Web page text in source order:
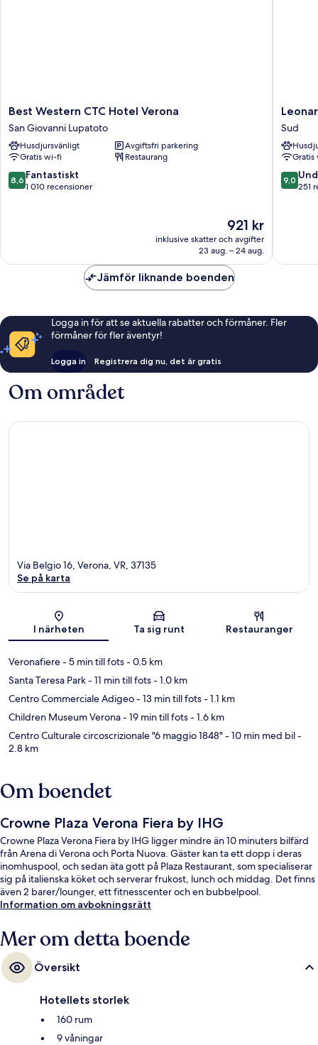
Best
Western
CTC
Hotel
Verona
San
Giovanni
Best Western CTC Hotel Verona
San Giovanni Lupatoto
Husdjursvänligt
Avgiftsfri parkering
Gratis wi-fi
Restaurang
8.6
av
8,6 Fantastiskt
1 010 recensioner
Priset
är
921 kr
921 kr
inklusive skatter och avgifter
23 aug. – 24 aug.
Hotel
Verona
Sud
Sud
9.0
av
9,0
251
Jämför liknande boenden
Logga in för att se aktuella rabatter och förmåner. Fler
förmåner för fler äventyr!
Logga in Registrera dig nu, det är gratis
Om området
Karta
Via Belgio 16, Verona, VR, 37135
Se på karta
I närheten Ta sig runt Restauranger
Veronafiere- 5 min till fots- 0.5 km
Santa Teresa Park- 11 min till fots- 1.0 km
Centro Commerciale Adigeo- 13 min till fots- 1.1 km
Children Museum Verona- 19 min till fots- 1.6 km
Centro Culturale circoscrizionale "6 maggio 1848"- 10 min med bil-
2.8 km
Om boendet
Crowne Plaza Verona Fiera by IHG
Crowne Plaza Verona Fiera by IHG ligger mindre än 10 minuters bilfärd
från Arena di Verona och Porta Nuova. Gäster kan ta ett dopp i deras
inomhuspool, och sedan äta gott på Plaza Restaurant, som specialiserar
sig på italienska köket och serverar frukost, lunch och middag. Det finns
även 2 barer/lounger, ett fitnesscenter och en bubbelpool.
Information om avbokningsrätt
Mer om detta boende
Översikt
Hotellets storlek
160 rum
9 våningar